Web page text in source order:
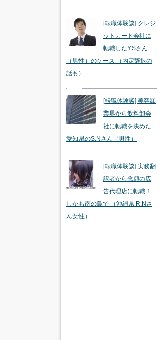
[転職体験談] クレジ
ットカード会社に
転職したY.Sさん
（男性）のケース （内定辞退の
話も）
[転職体験談] 美容卸
業界から飲料卸会
社に転職を決めた
愛知県のS.Nさん（男性）
[転職体験談] 実務翻
訳者から念願の広
告代理店に転職！
しかも南の島で （沖縄県 R.Nさ
ん女性）